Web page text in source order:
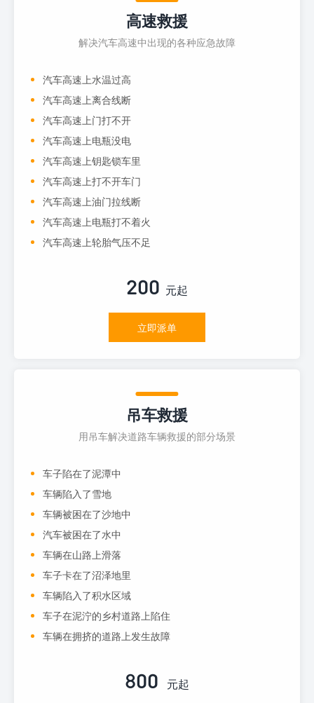
高速救援
解决汽车高速中出现的各种应急故障
汽车高速上水温过高
汽车高速上离合线断
汽车高速上门打不开
汽车高速上电瓶没电
汽车高速上钥匙锁车里
汽车高速上打不开车门
汽车高速上油门拉线断
汽车高速上电瓶打不着火
汽车高速上轮胎气压不足
200 元起
立即派单
吊车救援
用吊车解决道路车辆救援的部分场景
车子陷在了泥潭中
车辆陷入了雪地
车辆被困在了沙地中
汽车被困在了水中
车辆在山路上滑落
车子卡在了沼泽地里
车辆陷入了积水区域
车子在泥泞的乡村道路上陷住
车辆在拥挤的道路上发生故障
800 元起